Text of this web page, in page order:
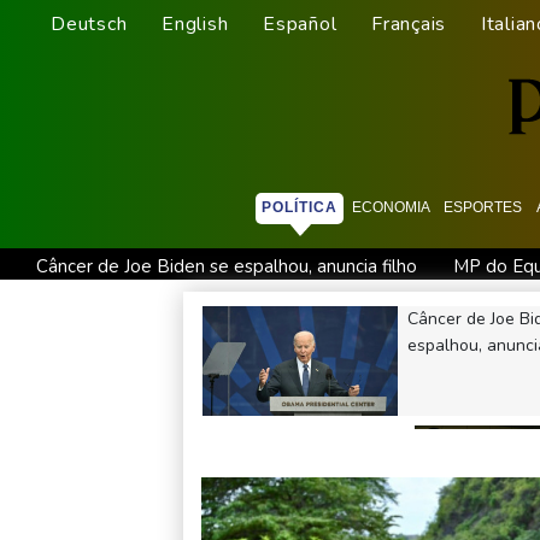
Deutsch English Español Français
POLÍTICA ECONOMIA ESPORTES
Câncer de Joe Biden se espalhou, anuncia filho
MP do
Fifa contra-ataca e denuncia 'um esforço orquestrado para
Atentados marcam primeiro dia do novo governo na
Turistas da Colômbia morrem em acidente de helicóptero no
Após renovar com Real Madrid, Vini joga com braçadeira de
Câncer de Joe
espalhou,
idealizadores do
assassinato de